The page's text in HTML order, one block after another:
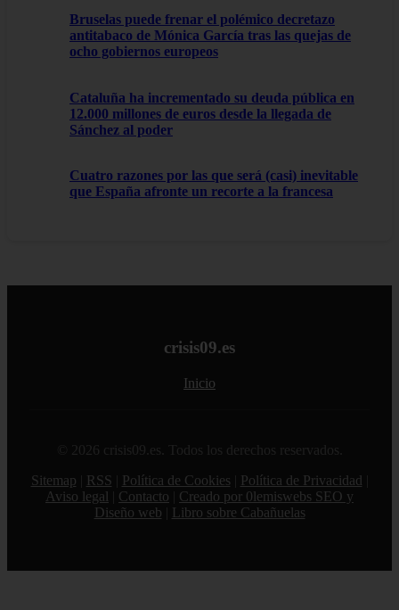
Bruselas puede frenar el polémico decretazo
antitabaco de Mónica García tras las quejas de
ocho gobiernos europeos
Cataluña ha incrementado su deuda pública en
12.000 millones de euros desde la llegada de
Sánchez al poder
Cuatro razones por las que será (casi) inevitable
que España afronte un recorte a la francesa
crisis09.es
Inicio
© 2026 crisis09.es. Todos los derechos reservados.
Sitemap
RSS Política de Cookies Política de Privacidad
Aviso legal
Contacto
Creado por 0lemiswebs SEO y
Diseño web
Libro sobre Cabañuelas